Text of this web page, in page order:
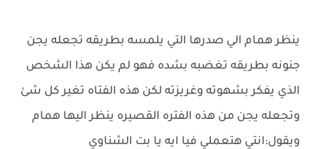
ينظر همام الي صدرها التي يلمسه بطريقه تجعله يجن
جنونه بطريقه تغضبه بشده فهو لم يكن هذا الشخص
الذي يفكر بشهوته وغريزته لكن هذه الفتاه تغير كل شئ
وتجعله يجن من هذه الفتره القصيره ينظر اليها همام
ويقول:انتي هتعملي فيا ايه يا بت الشناوي